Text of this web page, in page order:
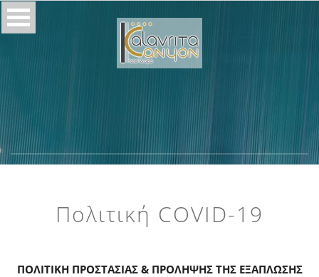
Πολιτική COVID-19
ΠΟΛΙΤΙΚΗ ΠΡΟΣΤΑΣΙΑΣ & ΠΡΟΛΗΨΗΣ ΤΗΣ ΕΞΑΠΛΩΣΗΣ